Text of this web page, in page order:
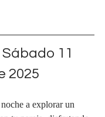
Sábado 11
2025
a explorar un